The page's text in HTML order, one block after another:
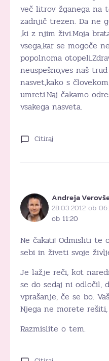
več litrov žganega na
zadnjič trezen. Da ne
,ki z njim živi.Moja
vsega,kar se mogoče
popolnoma
neuspešno,ves naš
nasvet,kako s
umreti.Naj čakamo
vsakega nasveta.
Citiraj
Andreja
28.03.2012 ob
ob 11:20
Ne čakati! Odmisliti te
sebi in živeti svoje
Je lažje reči, kot
se do sedaj ni odločil,
vprašanje, če se bo.
Njega ne morete
Razmislite o tem.